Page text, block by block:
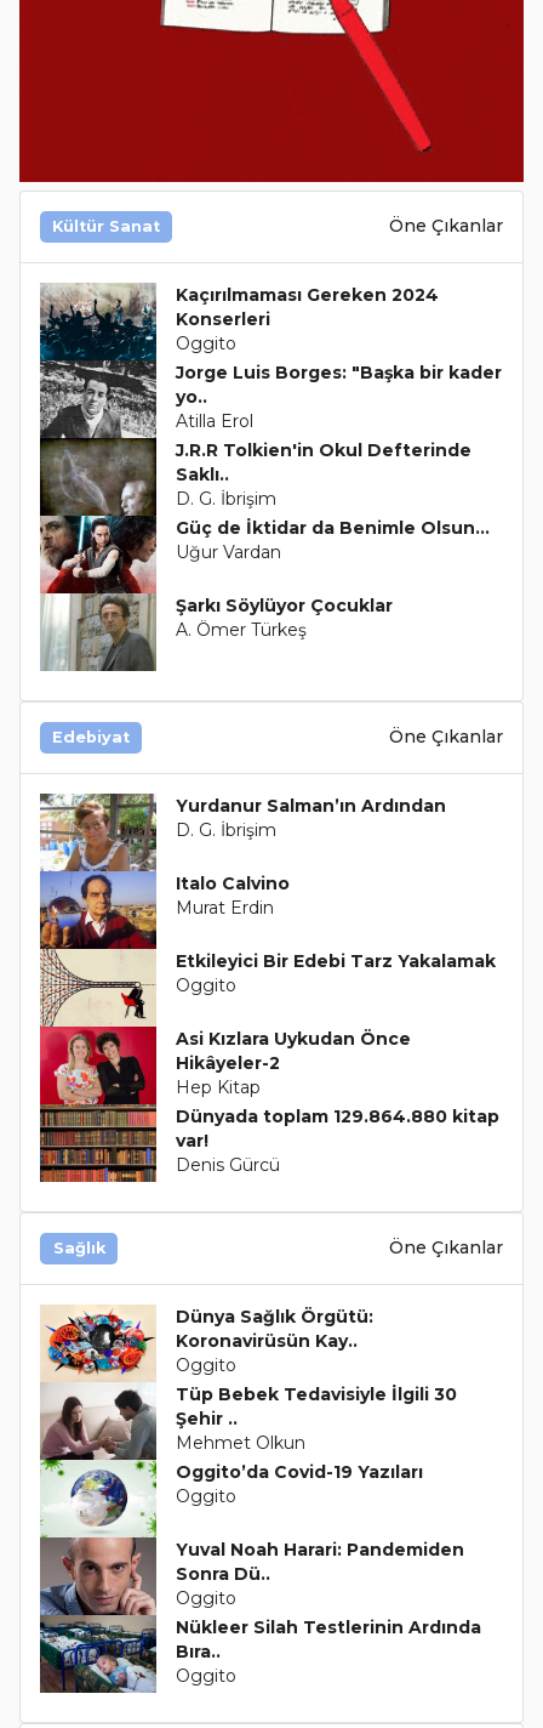
Kültür Sanat Öne Çıkanlar
Kaçırılmaması Gereken 2024
Konserleri
Oggito
Jorge Luis Borges: "Başka bir kader
yo..
Atilla Erol
J.R.R Tolkien'in Okul Defterinde
Saklı..
D. G. İbrişim
Güç de İktidar da Benimle Olsun...
Uğur Vardan
Şarkı Söylüyor Çocuklar
A. Ömer Türkeş
Edebiyat Öne Çıkanlar
Yurdanur Salman’ın Ardından
D. G. İbrişim
Italo Calvino
Murat Erdin
Etkileyici Bir Edebi Tarz Yakalamak
Oggito
Asi Kızlara Uykudan Önce
Hikâyeler-2
Hep Kitap
Dünyada toplam 129.864.880 kitap
var!
Denis Gürcü
Sağlık Öne Çıkanlar
Dünya Sağlık Örgütü:
Koronavirüsün Kay..
Oggito
Tüp Bebek Tedavisiyle İlgili 30
Şehir ..
Mehmet Olkun
Oggito’da Covid-19 Yazıları
Oggito
Yuval Noah Harari: Pandemiden
Sonra Dü..
Oggito
Nükleer Silah Testlerinin Ardında
Bıra..
Oggito